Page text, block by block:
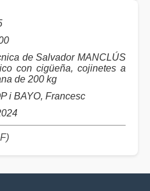
de Salvador MANCLÚS
con cigüeña, cojinetes a
de 200 kg
i BAYO, Francesc